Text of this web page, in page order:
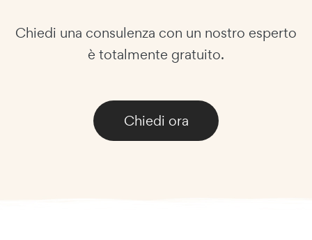
Chiedi una consulenza con un nostro esperto
è totalmente gratuito.
Chiedi ora